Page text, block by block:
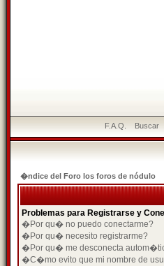
F.A.Q. Buscar
�ndice del Foro los foros de nódulo
Problemas para Registrarse y
�Por qu� no puedo conectarme?
�Por qu� necesito registrarme?
�Por qu� me desconecta
�C�mo evito que mi nombre de